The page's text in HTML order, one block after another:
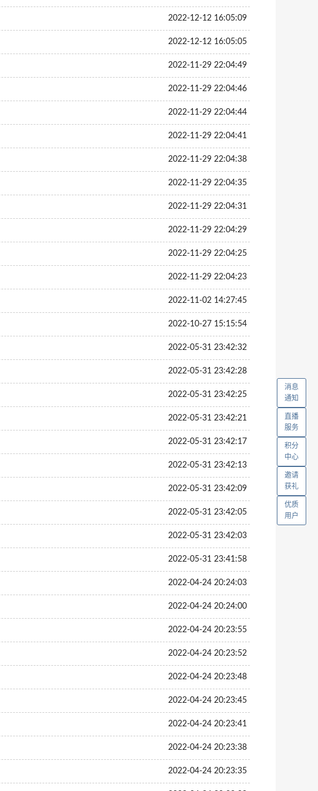
2022-12-12 16:05:09
2022-12-12 16:05:05
2022-11-29 22:04:49
2022-11-29 22:04:46
2022-11-29 22:04:44
2022-11-29 22:04:41
2022-11-29 22:04:38
2022-11-29 22:04:35
2022-11-29 22:04:31
2022-11-29 22:04:29
2022-11-29 22:04:25
2022-11-29 22:04:23
2022-11-02 14:27:45
2022-10-27 15:15:54
2022-05-31 23:42:32
2022-05-31 23:42:28
2022-05-31 23:42:25
2022-05-31 23:42:21
2022-05-31 23:42:17
2022-05-31 23:42:13
2022-05-31 23:42:09
2022-05-31 23:42:05
2022-05-31 23:42:03
2022-05-31 23:41:58
2022-04-24 20:24:03
2022-04-24 20:24:00
2022-04-24 20:23:55
2022-04-24 20:23:52
2022-04-24 20:23:48
2022-04-24 20:23:45
2022-04-24 20:23:41
2022-04-24 20:23:38
2022-04-24 20:23:35
消息
通知
直播
服务
积分
中心
邀请
获礼
优质
用户